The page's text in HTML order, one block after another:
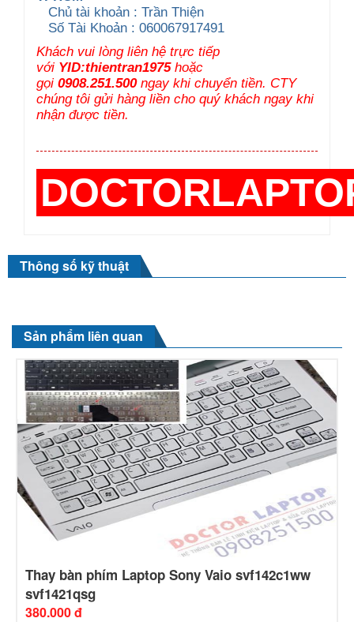
Chủ tài khoản : Trần Thiện
Số Tài Khoản : 060067917491
Khách vui lòng liên hệ trực tiếp
với YID:thientran1975hoặc
gọi 0908.251.500ngay khi chuyển tiền. CTY
chúng tôi gửi hàng liền cho quý khách ngay khi
nhận được tiền.
Thông số kỹ thuật
Sản phẩm liên quan
Thay bàn phím Laptop Sony Vaio svf142c1ww
svf1421qsg
380.000 đ